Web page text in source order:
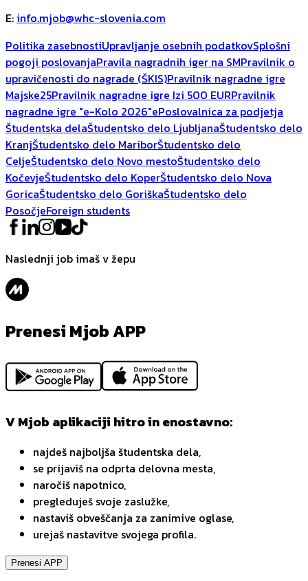
E: info.mjob@whc-slovenia.com
Politika zasebnostiUpravljanje osebnih podatkovSplošni
pogoji poslovanjaPravila nagradnih iger na SMPravilnik o
upravičenosti do nagrade (ŠKIS)Pravilnik nagradne igre
Majske25Pravilnik nagradne igre Izi 500 EURPravilnik
nagradne igre "e-Kolo 2026"ePoslovalnica za podjetja
Študentska delaŠtudentsko delo LjubljanaŠtudentsko delo
KranjŠtudentsko delo MariborŠtudentsko delo
CeljeŠtudentsko delo Novo mestoŠtudentsko delo
KočevjeŠtudentsko delo KoperŠtudentsko delo Nova
GoricaŠtudentsko delo GoriškaŠtudentsko delo
PosočjeForeign students
Naslednji job imaš v žepu
Prenesi Mjob APP
V Mjob aplikaciji hitro in enostavno:
najdeš najboljša študentska dela,
se prijaviš na odprta delovna mesta,
naročiš napotnico,
pregleduješ svoje zaslužke,
nastaviš obveščanja za zanimive oglase,
urejaš nastavitve svojega profila.
Prenesi APP